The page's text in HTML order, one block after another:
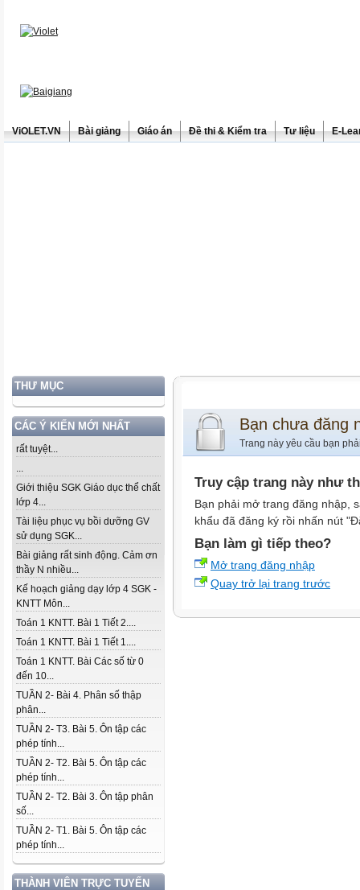
ViOLET.VN Bài giảng Giáo án Đề thi & Kiểm tra Tư liệu E-
THƯ MỤC
CÁC Ý KIẾN MỚI NHẤT
rất tuyệt...
...
Giới thiệu SGK Giáo dục thể chất
lớp 4...
Tài liệu phục vụ bồi dưỡng GV
sử dụng SGK...
Bài giảng rất sinh động. Cảm ơn
thầy N nhiều...
Kế hoạch giảng dạy lớp 4 SGK -
KNTT Môn...
Toán 1 KNTT. Bài 1 Tiết 2....
Toán 1 KNTT. Bài 1 Tiết 1....
Toán 1 KNTT. Bài Các số từ 0
đến 10...
TUẦN 2- Bài 4. Phân số thập
phân...
TUẦN 2- T3. Bài 5. Ôn tập các
phép tính...
TUẦN 2- T2. Bài 5. Ôn tập các
phép tính...
TUẦN 2- T2. Bài 3. Ôn tập phân
số...
TUẦN 2- T1. Bài 5. Ôn tập các
phép tính...
THÀNH VIÊN TRỰC TUYẾN
Bạn chưa đăng
Trang này yêu cầu bạn
Truy cập trang này như
Bạn phải mở trang đăng nhập,
khẩu đã đăng ký rồi nhấn nút
Bạn làm gì tiếp theo?
Mở trang đăng nhập
Quay trở lại trang trước